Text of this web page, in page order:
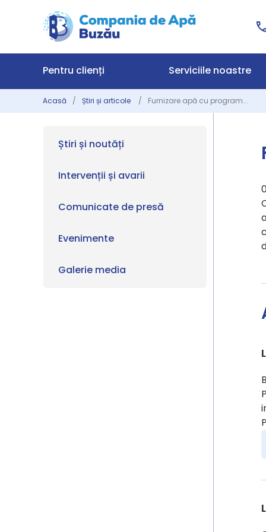
Pentru clienți Serviciile noastre
Acasă Știri și articole Furnizare apă cu program...
Știri și noutăți
Intervenții și avarii
Comunicate de presă
Evenimente
Galerie media